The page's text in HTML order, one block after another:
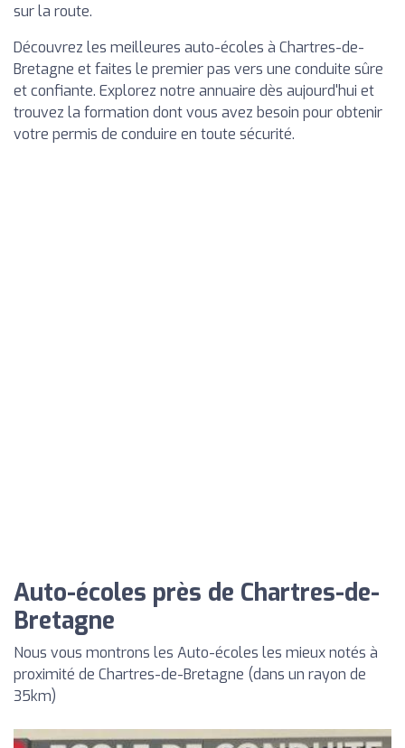
sur la route.
Découvrez les meilleures auto-écoles à Chartres-de-
Bretagne et faites le premier pas vers une conduite sûre
et confiante. Explorez notre annuaire dès aujourd'hui et
trouvez la formation dont vous avez besoin pour obtenir
votre permis de conduire en toute sécurité.
Auto-écoles près de Chartres-de-
Bretagne
Nous vous montrons les Auto-écoles les mieux notés à
proximité de Chartres-de-Bretagne (dans un rayon de
35km)